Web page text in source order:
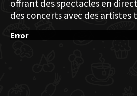
offrant des spectacles en
des concerts avec des artistes
Error